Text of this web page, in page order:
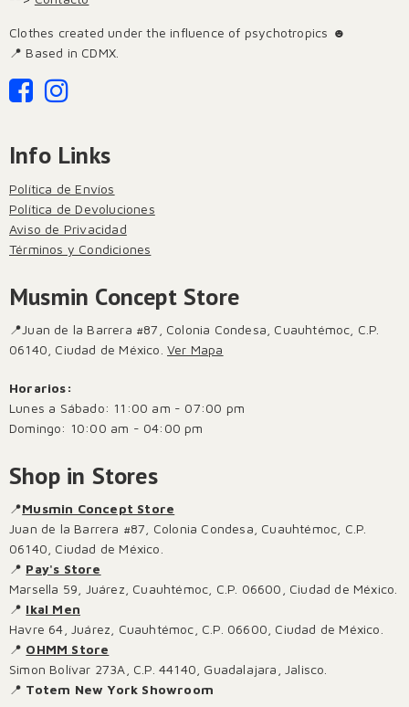
Clothes created under the influence of psychotropics ☻
📍 Based in CDMX.
Info Links
Política de Envíos
Política de Devoluciones
Aviso de Privacidad
Términos y Condiciones
Musmin Concept Store
📍Juan de la Barrera #87, Colonia Condesa, Cuauhtémoc, C.P.
06140, Ciudad de México. Ver Mapa
Horarios:
Lunes a Sábado: 11:00 am - 07:00 pm
Domingo: 10:00 am - 04:00 pm
Shop in Stores
📍Musmin Concept Store
Juan de la Barrera #87, Colonia Condesa, Cuauhtémoc, C.P.
06140, Ciudad de México.
📍 Pay's Store
Marsella 59, Juárez, Cuauhtémoc, C.P. 06600, Ciudad de México.
📍 Ikal Men
Havre 64, Juárez, Cuauhtémoc, C.P. 06600, Ciudad de México.
📍 OHMM Store
Simon Bolívar 273A, C.P. 44140, Guadalajara, Jalisco.
📍 Totem New York Showroom